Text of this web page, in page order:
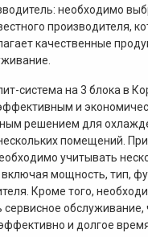
необходимо
производителя,
качественные
система на 3 блока в
и
решением для
помещений.
учитывать
мощность, тип,
Кроме того,
сервисное обслуживание,
и долгое